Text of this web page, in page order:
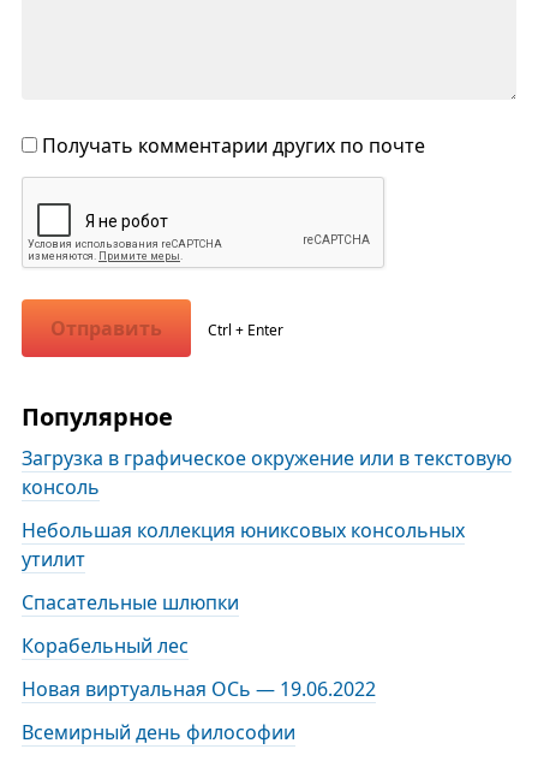
Получать комментарии других по почте
Отправить Ctrl + Enter
Популярное
Загрузка в графическое окружение или в текстовую
консоль
Небольшая коллекция юниксовых консольных
утилит
Спасательные шлюпки
Корабельный лес
Новая виртуальная ОСь — 19.06.2022
Всемирный день философии